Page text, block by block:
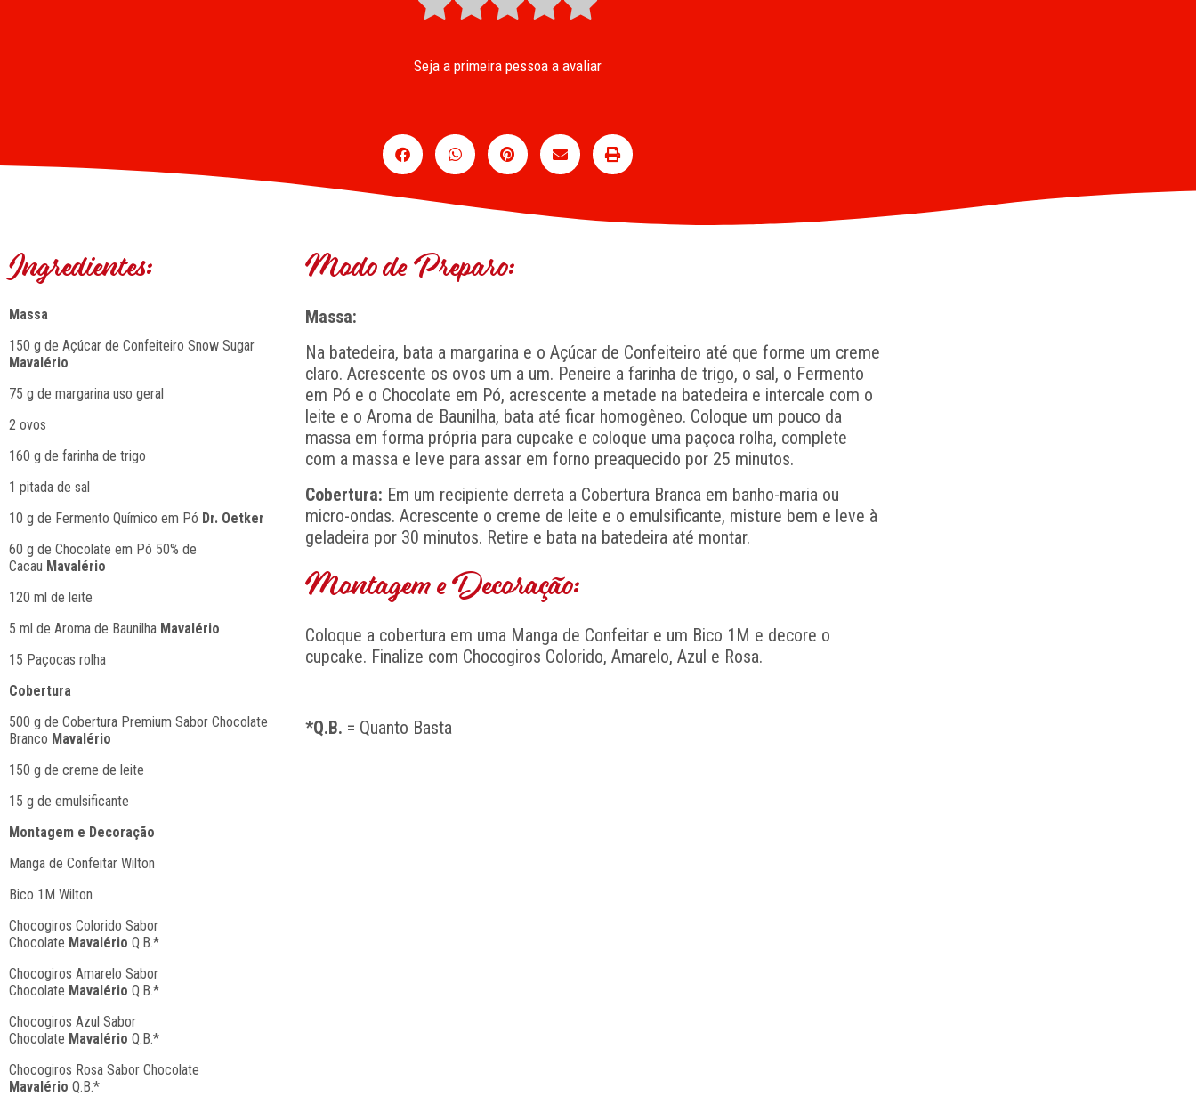
Seja a primeira pessoa a avaliar
Ingredientes:
Massa
150 g de Açúcar de Confeiteiro Snow Sugar
Mavalério
75 g de margarina uso geral
2 ovos
160 g de farinha de trigo
1 pitada de sal
10 g de Fermento Químico em Pó Dr. Oetker
60 g de Chocolate em Pó 50% de
Cacau Mavalério
120 ml de leite
5 ml de Aroma de Baunilha Mavalério
15 Paçocas rolha
Cobertura
500 g de Cobertura Premium Sabor Chocolate
Branco Mavalério
150 g de creme de leite
15 g de emulsificante
Montagem e Decoração
Manga de Confeitar Wilton
Bico 1M Wilton
Chocogiros Colorido Sabor
Chocolate Mavalério Q.B.*
Chocogiros Amarelo Sabor
Chocolate Mavalério Q.B.*
Chocogiros Azul Sabor
Chocolate Mavalério Q.B.*
Chocogiros Rosa Sabor Chocolate
Mavalério Q.B.*
Modo de Preparo:
Massa:
Na batedeira, bata a margarina e o Açúcar de Confeiteiro até que forme um creme
claro. Acrescente os ovos um a um. Peneire a farinha de trigo, o sal, o Fermento
em Pó e o Chocolate em Pó, acrescente a metade na batedeira e intercale com o
leite e o Aroma de Baunilha, bata até ficar homogêneo. Coloque um pouco da
massa em forma própria para cupcake e coloque uma paçoca rolha, complete
com a massa e leve para assar em forno preaquecido por 25 minutos.
Cobertura: Em um recipiente derreta a Cobertura Branca em banho-maria ou
micro-ondas. Acrescente o creme de leite e o emulsificante, misture bem e leve à
geladeira por 30 minutos. Retire e bata na batedeira até montar.
Montagem e Decoração:
Coloque a cobertura em uma Manga de Confeitar e um Bico 1M e decore o
cupcake. Finalize com Chocogiros Colorido, Amarelo, Azul e Rosa.
*Q.B. = Quanto Basta